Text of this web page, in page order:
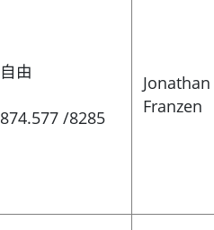
自由
874.577 /8285
Jonathan
Franzen